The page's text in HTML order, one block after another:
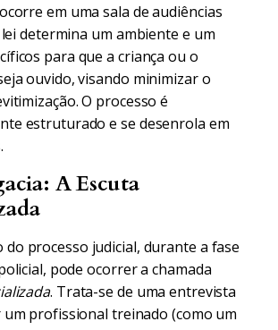
em uma sala de audiências
determina um ambiente e um
para que a criança ou o
ouvido, visando minimizar o
O processo é
estruturado e se desenrola em
A Escuta
do processo judicial, durante a fase
pode ocorrer a chamada
. Trata-se de uma entrevista
profissional treinado (como um